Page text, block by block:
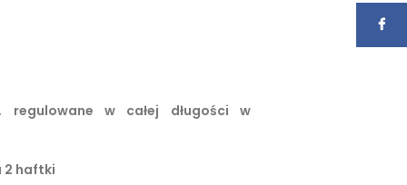
regulowane w całej długości w
2 haftki